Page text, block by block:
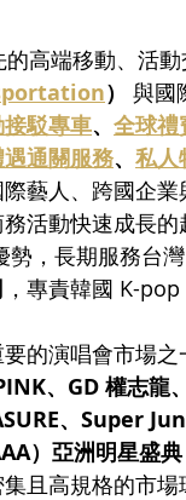
高端移動、活
） 與國
駁專車、 全球禮
通關服務、 私人
藝人、跨國企
活動快速成長
勢，長期服務台
，專責韓國 K-
的演唱會市場
、GD 權志龍
、Super
）亞洲明星盛典
且高規格的市